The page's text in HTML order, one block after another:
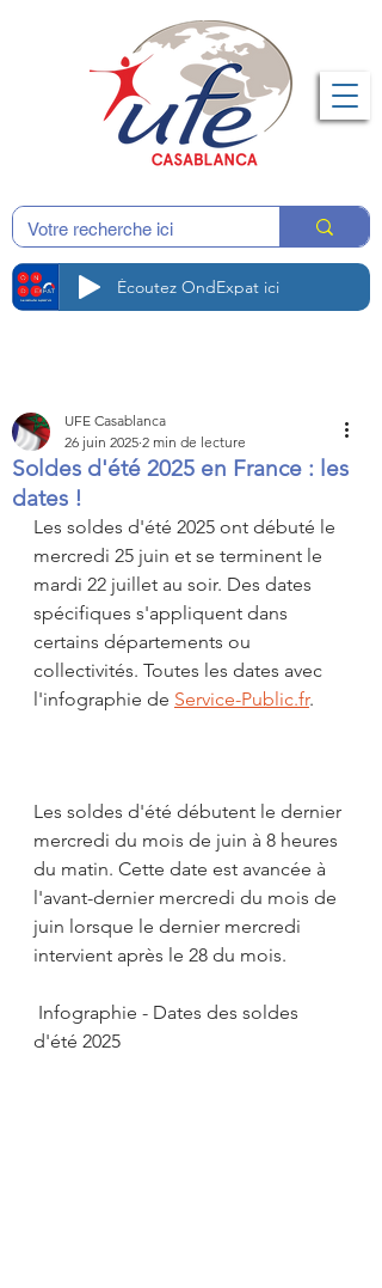
Écoutez OndExpat ici
Soldes d'été 2025 en France : les
dates !
UFE Casablanca
26 juin 2025 2 min de lecture
Les soldes d'été 2025 ont débuté le
mercredi 25 juin et se terminent le
mardi 22 juillet au soir. Des dates
spécifiques s'appliquent dans
certains départements ou
collectivités. Toutes les dates avec
l'infographie de Service-Public.fr.
Les soldes d'été débutent le dernier
mercredi du mois de juin à 8 heures
du matin. Cette date est avancée à
l'avant-dernier mercredi du mois de
juin lorsque le dernier mercredi
intervient après le 28 du mois.
d'été 2025